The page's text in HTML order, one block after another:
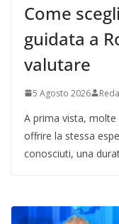
Come
guidata a
valutare
5 Agosto 2026
A prima vista,
offrire la stessa
conosciuti, una